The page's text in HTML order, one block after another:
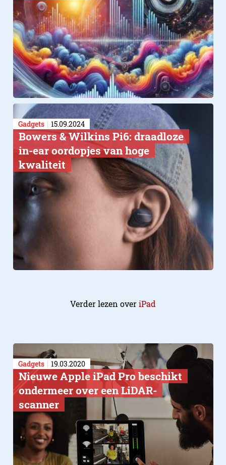
Gadgets 15.09.2024
Bowers & Wilkins Pi6: draadloze
in-ear oordopjes van hoge
kwaliteit
Verder lezen overiPad
Gadgets 19.03.2020
Nieuwe Apple iPad Pro beschikt
ondermeer over een LiDAR-
scanner